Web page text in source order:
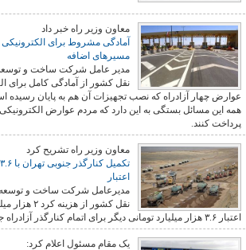
معاون وزیر راه خبر داد
آمادگی مشروط برای الکترونیکی کردن ۴ آزادراه +
مسیرهای اضافه
مدیر عامل شرکت ساخت و توسعه زیر بناهای حمل و
نقل کشور از آمادگی کامل برای الکترونیکی کردن
که نصب تجهیزات آن هم به پایان رسیده است، خبر داد و گفت:
به این دارد که مردم عوارض الکترونیکی آزادراه‌های خود را
معاون وزیر راه تشریح کرد
تکمیل کنارگذر جنوبی تهران با ۳.۶ هزارمیلیارد تومان
اعتبار
مدیرعامل شرکت ساخت و توسعه زیربناهای حمل و
نقل کشور از هزینه کرد ۲ هزار میلیارد تومانی و نیاز به
یک مقام مسئول اعلام کرد: